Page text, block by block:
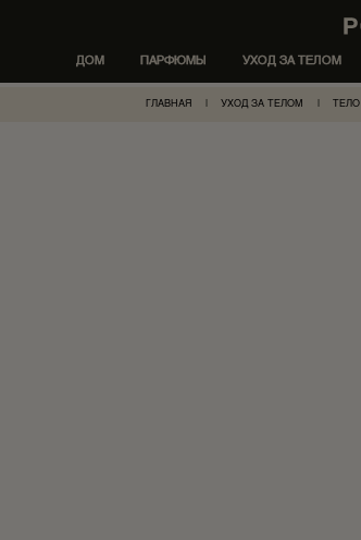
ДОМ ПАРФЮМЫ УХОД ЗА ТЕЛОМ
ГЛАВНАЯ УХОД ЗА ТЕЛОМ ТЕЛО